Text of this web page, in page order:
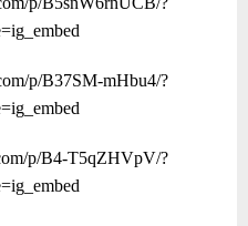
p/B37SM-mHbu4/?
p/B4-T5qZHVpV/?